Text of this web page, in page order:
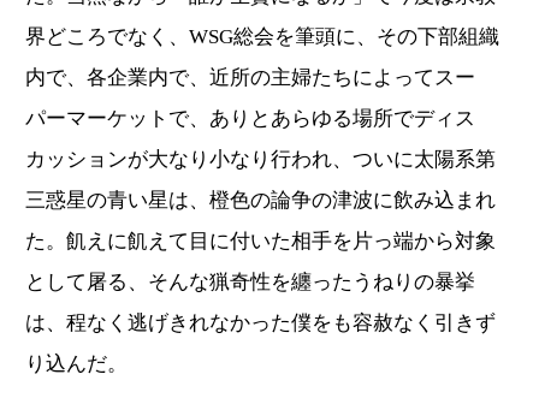
界どころでなく、WSG総会を筆頭に、その下部組織
内で、各企業内で、近所の主婦たちによってスー
パーマーケットで、ありとあらゆる場所でディス
カッションが大なり小なり行われ、ついに太陽系第
三惑星の青い星は、橙色の論争の津波に飲み込まれ
た。飢えに飢えて目に付いた相手を片っ端から対象
として屠る、そんな猟奇性を纏ったうねりの暴挙
は、程なく逃げきれなかった僕をも容赦なく引きず
り込んだ。